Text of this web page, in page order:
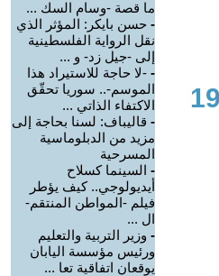
ما قصة -وسام السك ...
- حسن بايكر: المؤثر الذي
نقل الرواية الفلسطينية
إلى -جيل زد- و ...
- -لا حاجة للاستيراد هذا
الموسم-.. سوريا تحقّق
الاكتفاء الذاتي ...
- قاليباف: لسنا بحاجة إلى
مزيد من الدبلوماسية
المسرحية
- السينما كسلاح
أيديولوجي.. كيف يؤطر
فيلم -المواطن المنتقم-
ال ...
- وزير التربية والتعليم
ورئيس مؤسسة اليابان
يوقعان اتفاقية تعا ...